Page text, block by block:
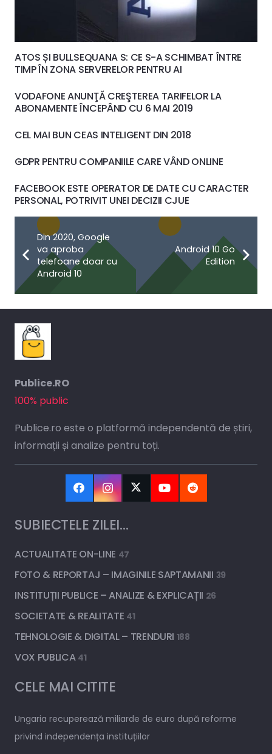
ATOS ȘI BULLSEQUANA S: CE S-A SCHIMBAT ÎNTRE
TIMP ÎN ZONA SERVERELOR PENTRU AI
VODAFONE ANUNŢĂ CREŞTEREA TARIFELOR LA
ABONAMENTE ÎNCEPÂND CU 6 MAI 2019
CEL MAI BUN CEAS INTELIGENT DIN 2018
GDPR PENTRU COMPANIILE CARE VÂND ONLINE
FACEBOOK ESTE OPERATOR DE DATE CU CARACTER
PERSONAL, POTRIVIT UNEI DECIZII CJUE
Din 2020, Google
va aproba
telefoane doar cu
Android 10
Android 10 Go
Edition
Publice.RO
100% public
Publice.ro este o platformă independentă de știri,
informații și analize pentru toți.
SUBIECTELE ZILEI…
ACTUALITATE ON-LINE 47
FOTO & REPORTAJ – IMAGINILE SAPTAMANII 39
INSTITUȚII PUBLICE – ANALIZE & EXPLICAȚII 26
SOCIETATE & REALITATE 41
TEHNOLOGIE & DIGITAL – TRENDURI 188
VOX PUBLICA 41
CELE MAI CITITE
Ungaria recuperează miliarde de euro după reforme
privind independența instituțiilor